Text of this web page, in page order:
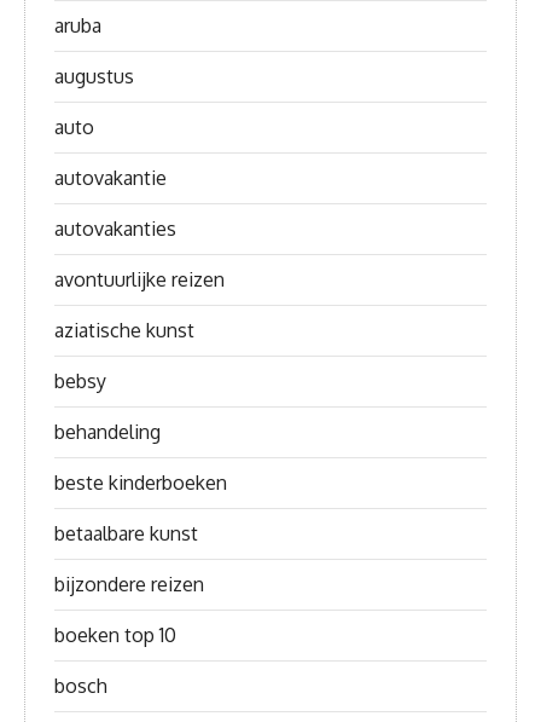
aruba
augustus
auto
autovakantie
autovakanties
avontuurlijke reizen
aziatische kunst
bebsy
behandeling
beste kinderboeken
betaalbare kunst
bijzondere reizen
boeken top 10
bosch